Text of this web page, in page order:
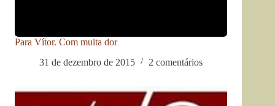
Para Vítor. Com muita dor
31 de dezembro de 2015
2 comentários